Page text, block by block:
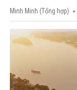
Minh Minh (Tổng hợp)